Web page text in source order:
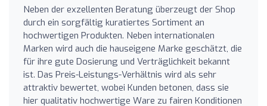
Neben der exzellenten Beratung überzeugt der Shop
durch ein sorgfältig kuratiertes Sortiment an
hochwertigen Produkten. Neben internationalen
Marken wird auch die hauseigene Marke geschätzt, die
für ihre gute Dosierung und Verträglichkeit bekannt
ist. Das Preis-Leistungs-Verhältnis wird als sehr
attraktiv bewertet, wobei Kunden betonen, dass sie
hier qualitativ hochwertige Ware zu fairen Konditionen